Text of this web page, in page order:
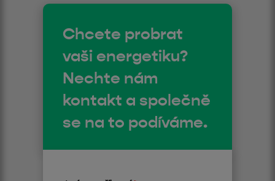
Chcete probrat
vaši energetiku?
Nechte nám
kontakt a společně
se na to podíváme.